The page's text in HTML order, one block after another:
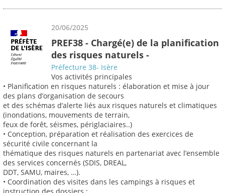
20/06/2025
PREF38 - Chargé(e) de la planification
des risques naturels -
Préfecture 38- Isère
Vos activités principales
• Planification en risques naturels : élaboration et mise à jour
des plans d’organisation de secours
et des schémas d’alerte liés aux risques naturels et climatiques
(inondations, mouvements de terrain,
feux de forêt, séismes, périglaciaires..)
• Conception, préparation et réalisation des exercices de
sécurité civile concernant la
thématique des risques naturels en partenariat avec l’ensemble
des services concernés (SDIS, DREAL,
DDT, SAMU, maires, …).
• Coordination des visites dans les campings à risques et